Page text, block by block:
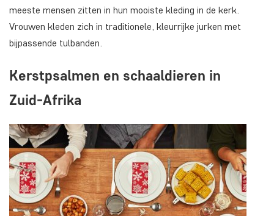
meeste mensen zitten in hun mooiste kleding in de kerk.
Vrouwen kleden zich in traditionele, kleurrijke jurken met
bijpassende tulbanden.
Kerstpsalmen en schaaldieren in
Zuid-Afrika